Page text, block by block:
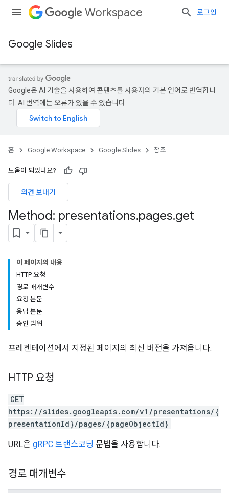
Workspace 로그인
Google Slides
Google은 AI 기술을 사용하여 콘텐츠를 사용자의 기본 언어로 번역합니
다. AI 번역에는 오류가 있을 수 있습니다.
홈 Google Workspace Google Slides 참조
도움이 되었나요?
의견 보내기
Method: presentations.pages.get
이 페이지의 내용
HTTP 요청
경로 매개변수
요청 본문
응답 본문
승인 범위
프레젠테이션에서 지정된 페이지의 최신 버전을 가져옵니다.
HTTP 요청
GET
https://slides.googleapis.com/v1/presentations/{
presentationId}/pages/{pageObjectId}
URL은 gRPC 트랜스코딩 문법을 사용합니다.
경로 매개변수